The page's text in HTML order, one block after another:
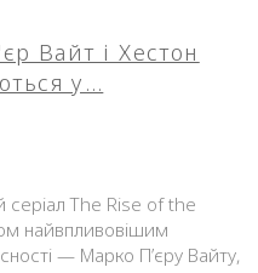
Вайт і Хестон
у…
серіал The Rise of the
найвпливовішим
— Марко П’єру Вайту,